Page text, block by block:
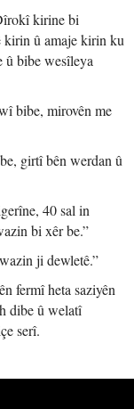
kirine bi
kirin û amaje kirin ku
û bibe wesîleya
bibe, mirovên me
girtî bên werdan û
40 sal in
bi xêr be.”
ji dewletê.”
fermî heta saziyên
dibe û welatî
serî.